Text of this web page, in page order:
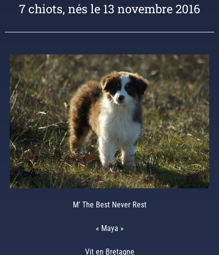
7 chiots, nés le 13 novembre 2016
M’ The Best Never Rest
« Maya »
Vit en Bretagne